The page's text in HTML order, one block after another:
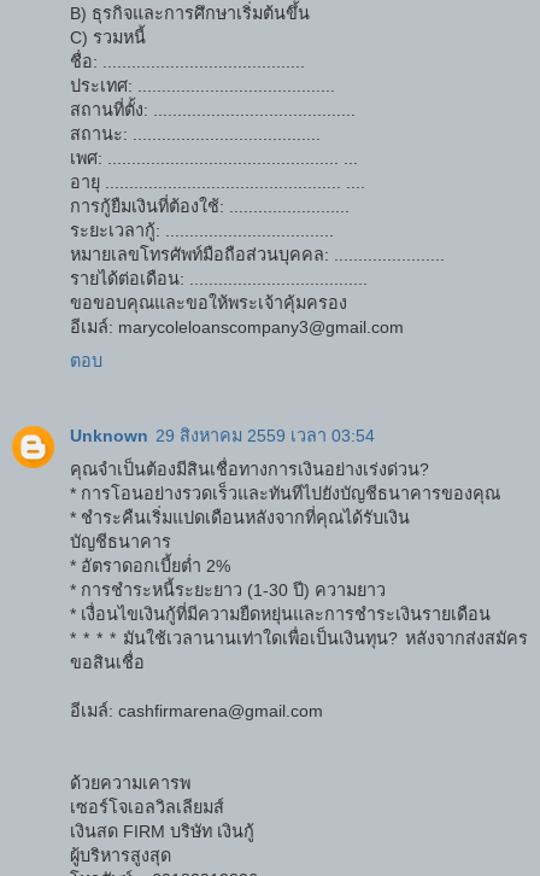
B) ธุรกิจและการศึกษาเริ่มต้นขึ้น
C) รวมหนี้
ชื่อ: ..........................................
ประเทศ: .........................................
สถานที่ตั้ง: ..........................................
สถานะ: .......................................
เพศ: ................................................ ...
อายุ ................................................. ....
การกู้ยืมเงินที่ต้องใช้: .........................
ระยะเวลากู้: ...................................
หมายเลขโทรศัพท์มือถือส่วนบุคคล: .......................
รายได้ต่อเดือน: .....................................
ขอขอบคุณและขอให้พระเจ้าคุ้มครอง
อีเมล์: marycoleloanscompany3@gmail.com
ตอบ
Unknown 29 สิงหาคม 2559 เวลา 03:54
คุณจำเป็นต้องมีสินเชื่อทางการเงินอย่างเร่งด่วน?
* การโอนอย่างรวดเร็วและทันทีไปยังบัญชีธนาคารของคุณ
* ชําระคืนเริ่มแปดเดือนหลังจากที่คุณได้รับเงิน
บัญชีธนาคาร
* อัตราดอกเบี้ยต่ำ 2%
* การชำระหนี้ระยะยาว (1-30 ปี) ความยาว
* เงื่อนไขเงินกู้ที่มีความยืดหยุ่นและการชำระเงินรายเดือน
* * * * มันใช้เวลานานเท่าใดเพื่อเป็นเงินทุน? หลังจากส่งสมัคร
ขอสินเชื่อ
อีเมล์: cashfirmarena@gmail.com
ด้วยความเคารพ
เซอร์โจเอลวิลเลียมส์
เงินสด FIRM บริษัท เงินกู้
ผู้บริหารสูงสุด